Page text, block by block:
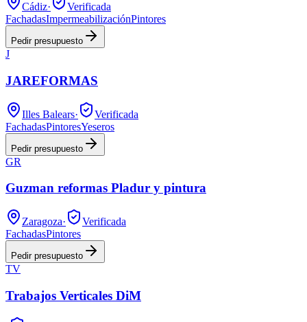
Cádiz·
Verificada
FachadasImpermeabilizaciónPintores
Pedir presupuesto
J
JAREFORMAS
Illes Balears·
Verificada
FachadasPintoresYeseros
Pedir presupuesto
GR
Guzman reformas Pladur y pintura
Zaragoza·
Verificada
FachadasPintores
Pedir presupuesto
TV
Trabajos Verticales DiM